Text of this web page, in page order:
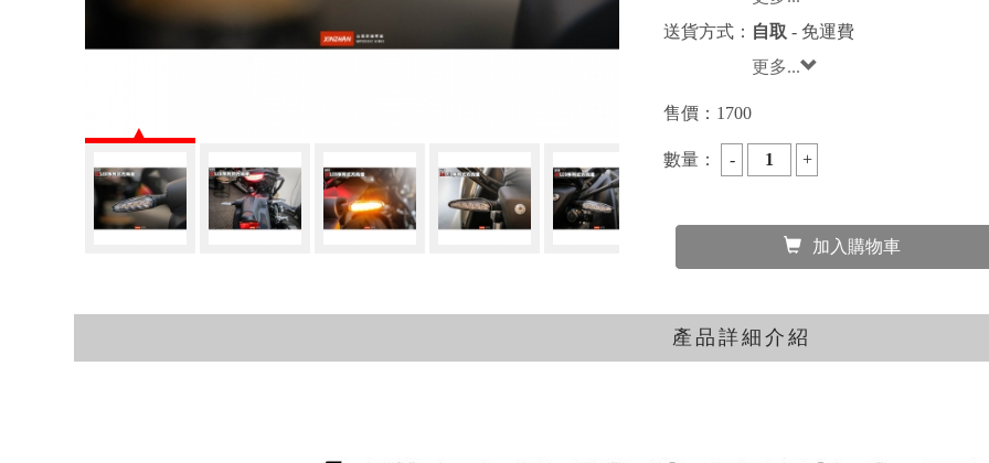
送貨方式： 自取 - 免運費
更多...
售價： 1700
數量：
加入購物車
產品詳細介紹